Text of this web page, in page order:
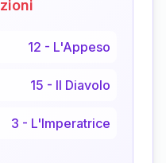
12 - L'Appeso
15 - Il Diavolo
3 - L'Imperatrice